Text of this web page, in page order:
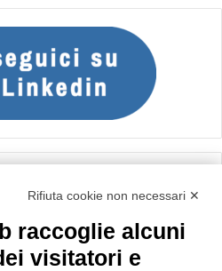
(€):
Rifiuta cookie non necessari ✕
raccoglie alcuni
visitatori e